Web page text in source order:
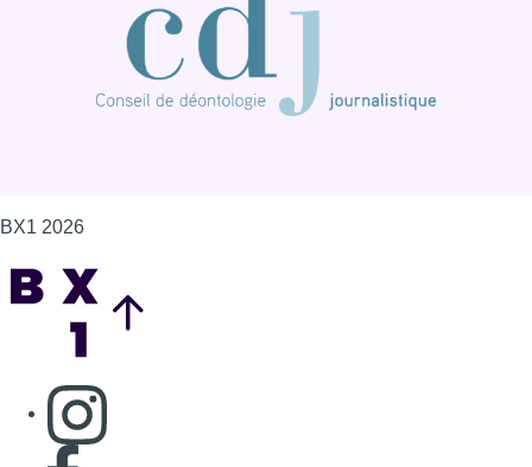
BX1 2026
Consulter page Instagram
Consulter page Facebook